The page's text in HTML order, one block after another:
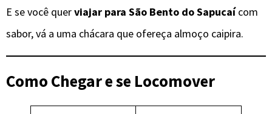
E se você querviajar para São Bento do Sapucaícom
sabor, vá a uma chácara que ofereça almoço caipira.
Como Chegar e se Locomover